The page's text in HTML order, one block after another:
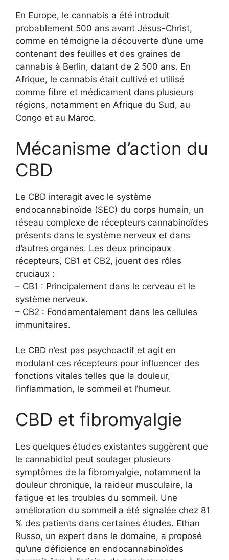
En Europe, le cannabis a été introduit
probablement 500 ans avant Jésus-Christ,
comme en témoigne la découverte d’une urne
contenant des feuilles et des graines de
cannabis à Berlin, datant de 2 500 ans. En
Afrique, le cannabis était cultivé et utilisé
comme fibre et médicament dans plusieurs
régions, notamment en Afrique du Sud, au
Congo et au Maroc.
Mécanisme d’action du
CBD
Le CBD interagit avec le système
endocannabinoïde (SEC) du corps humain, un
réseau complexe de récepteurs cannabinoïdes
présents dans le système nerveux et dans
d’autres organes. Les deux principaux
récepteurs, CB1 et CB2, jouent des rôles
cruciaux :
– CB1 : Principalement dans le cerveau et le
système nerveux.
– CB2 : Fondamentalement dans les cellules
immunitaires.
Le CBD n’est pas psychoactif et agit en
modulant ces récepteurs pour influencer des
fonctions vitales telles que la douleur,
l’inflammation, le sommeil et l’humeur.
CBD et fibromyalgie
Les quelques études existantes suggèrent que
le cannabidiol peut soulager plusieurs
symptômes de la fibromyalgie, notamment la
douleur chronique, la raideur musculaire, la
fatigue et les troubles du sommeil. Une
amélioration du sommeil a été signalée chez 81
% des patients dans certaines études. Ethan
Russo, un expert dans le domaine, a proposé
qu’une déficience en endocannabinoïdes